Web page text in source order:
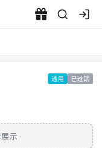
爱手游
通用 已过期
示